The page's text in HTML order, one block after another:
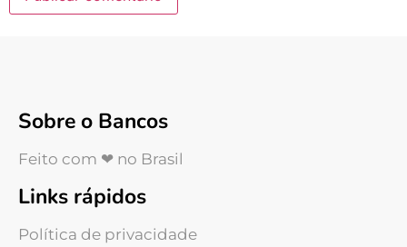
Sobre o Bancos
Feito com ❤ no Brasil
Links rápidos
Política de privacidade